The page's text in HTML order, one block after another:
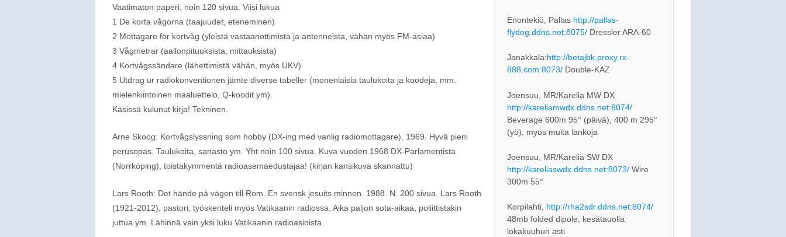
Vaatimaton paperi, noin 120 sivua. Viisi lukua
1 De korta vågorna (taajuudet, eteneminen)
2 Mottagare för kortvåg (yleistä vastaanottimista ja antenneista, vähän myös FM-asiaa)
3 Vågmetrar (aallonpituuksista, mittauksista)
4 Kortvågssändare (lähettimistä vähän, myös UKV)
5 Utdrag ur radiokonventionen jämte diverse tabeller (monenlaisia taulukoita ja koodeja, mm.
mielenkiintoinen maaluettelo, Q-koodit ym).
Käsissä kulunut kirja! Tekninen.
Arne Skoog: Kortvågslyssning som hobby (DX-ing med vanlig radiomottagare), 1969. Hyvä pieni
perusopas. Taulukoita, sanasto ym. Yht noin 100 sivua. Kuva vuoden 1968 DX-Parlamentista
(Norrköping), toistakymmentä radioasemaedustajaa! (kirjan kansikuva skannattu)
Lars Rooth: Det hände på vägen till Rom. En svensk jesuits minnen. 1988. N. 200 sivua. Lars Rooth
(1921-2012), pastori, työskenteli myös Vatikaanin radiossa. Aika paljon sota-aikaa, poliittistakin
juttua ym. Lähinnä vain yksi luku Vatikaanin radioasioista.
Enontekiö, Pallas http://pallas-
flydog.ddns.net:8075/Dressler ARA-60
Janakkala:http://betajbk.proxy.rx-
888.com:8073/Double-KAZ
Joensuu, MR/Karelia MW DX
http://kareliamwdx.ddns.net:8074/
Beverage 600m 95° (päivä), 400 m 295°
(yö), myös muita lankoja
Joensuu, MR/Karelia SW DX
http://kareliaswdx.ddns.net:8073/Wire
300m 55°
Korpilahti, http://rha2sdr.ddns.net:8074/
48mb folded dipole, kesätauolla
lokakuuhun asti